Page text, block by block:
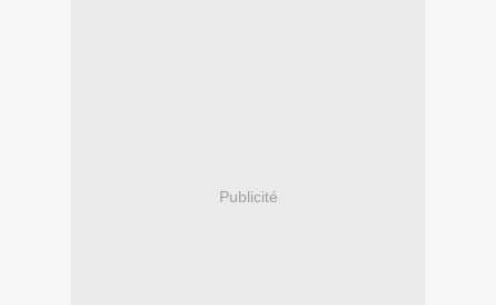
Publicité